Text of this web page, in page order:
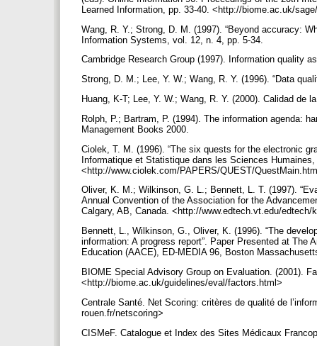
Learned Information, pp. 33-40. <http://biome.ac.uk/
Wang, R. Y.; Strong, D. M. (1997). “Beyond accuracy:
Information Systems, vol. 12, n. 4, pp. 5-34.
Cambridge Research Group (1997). Information quality
Strong, D. M.; Lee, Y. W.; Wang, R. Y. (1996). “Data
Huang, K-T; Lee, Y. W.; Wang, R. Y. (2000). Calidad
Rolph, P.; Bartram, P. (1994). The information agenda:
Management Books 2000.
Ciolek, T. M. (1996). “The six quests for the electronic
Informatique et Statistique dans les Sciences
<http://www.ciolek.com/PAPERS/QUEST/
Oliver, K. M.; Wilkinson, G. L.; Bennett, L. T. (1997).
Annual Convention of the Association for the
Calgary, AB, Canada. <http://www.edtech.vt.edu/
Bennett, L., Wilkinson, G., Oliver, K. (1996). “The
information: A progress report”. Paper Presented at
Education (AACE), ED-MEDIA 96, Boston
BIOME Special Advisory Group on Evaluation. (2001).
<http://biome.ac.uk/guidelines/eval/factors.html>
Centrale Santé. Net Scoring: critères de qualité de
rouen.fr/netscoring>
CISMeF. Catalogue et Index des Sites Médicaux